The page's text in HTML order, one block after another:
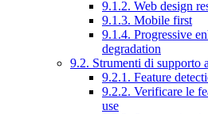
9.1.2. Web design
9.1.3. Mobile first
9.1.4. Progressive
degradation
9.2. Strumenti di supporto
9.2.1. Feature
9.2.2. Verificare le
use